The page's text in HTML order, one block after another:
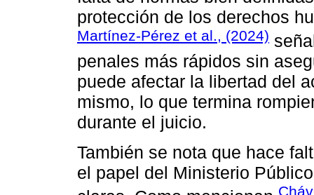
protección de los derechos
Martínez-Pérez et al., (2024)
penales más rápidos sin
puede afectar la libertad del
mismo, lo que termina
durante el juicio.
También se nota que hace
el papel del Ministerio